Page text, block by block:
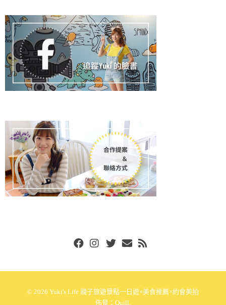
© 2026 Yuki's Life 親子旅遊景點一日遊×美食推薦×約會美拍
佈景： Quill